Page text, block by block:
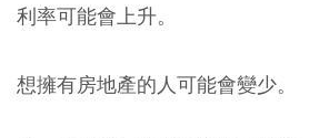
利率可能會上升。
想擁有房地產的人可能會變少。